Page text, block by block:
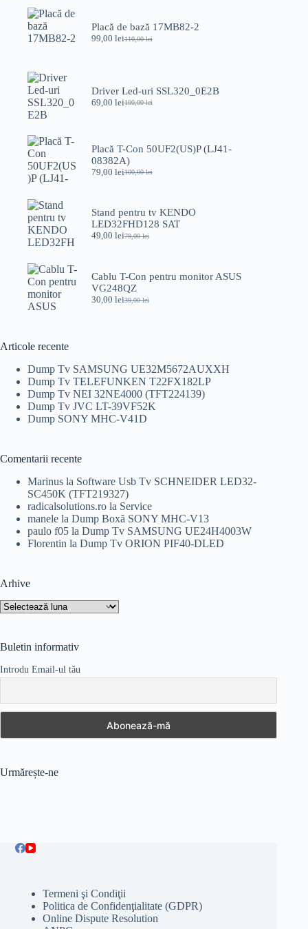
Placă de bază 17MB82-2
110,00lei
Prețul
110,00 lei.
99,00 leiPrețul
Driver Led-uri SSL320_0E2B
100,00lei
Prețul
100,00 lei.
69,00 leiPrețul
Placă T-Con 50UF2(US)P (LJ41-
08382A)
100,00lei
Prețul
fost:
100,00 lei.
79,00 leiPrețul
79,00 lei.
Stand pentru tv KENDO
LED32FHD128 SAT
79,00lei
Prețul
fost:
79,00 lei.
49,00 leiPrețul
49,00 lei.
Cablu T-Con pentru monitor ASUS
VG248QZ
39,00lei
Prețul
30,00 leiPrețul
Articole recente
Dump Tv SAMSUNG UE32M5672AUXXH
Dump Tv TELEFUNKEN T22FX182LP
Dump Tv NEI 32NE4000 (TFT224139)
Dump Tv JVC LT-39VF52K
Dump SONY MHC-V41D
Comentarii recente
Marinus la Software Usb Tv SCHNEIDER LED32-
SC450K (TFT219327)
radicalsolutions.ro la Service
manele la Dump Boxă SONY MHC-V13
paulo f05 la Dump Tv SAMSUNG UE24H4003W
Florentin la Dump Tv ORION PIF40-DLED
Arhive
Arhive
Buletin informativ
Introdu Email-ul tău
Urmărește-ne
Termeni şi Condiţii
Politica de Confidenţialitate (GDPR)
Online Dispute Resolution